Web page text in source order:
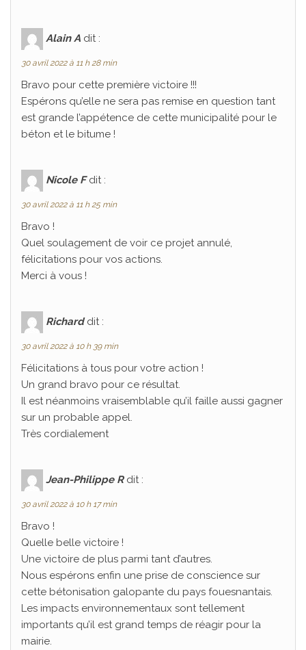
Alain A dit :
30 avril 2022 à 11 h 28 min
Bravo pour cette première victoire !!!
Espérons qu’elle ne sera pas remise en question tant
est grande l’appétence de cette municipalité pour le
béton et le bitume !
Nicole F dit :
30 avril 2022 à 11 h 25 min
Bravo !
Quel soulagement de voir ce projet annulé,
félicitations pour vos actions.
Merci à vous !
Richard dit :
30 avril 2022 à 10 h 39 min
Félicitations à tous pour votre action !
Un grand bravo pour ce résultat.
Il est néanmoins vraisemblable qu’il faille aussi gagner
sur un probable appel.
Très cordialement
Jean-Philippe R dit :
30 avril 2022 à 10 h 17 min
Bravo !
Quelle belle victoire !
Une victoire de plus parmi tant d’autres.
Nous espérons enfin une prise de conscience sur
cette bétonisation galopante du pays fouesnantais.
Les impacts environnementaux sont tellement
importants qu’il est grand temps de réagir pour la
mairie.